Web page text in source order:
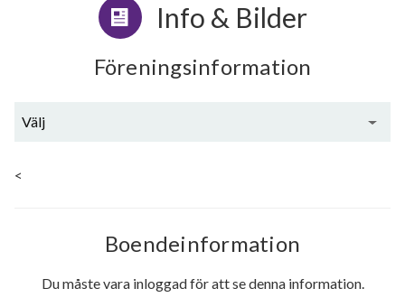
Info & Bilder
Föreningsinformation
Välj
<
Boendeinformation
Du måste vara inloggad för att se denna information.